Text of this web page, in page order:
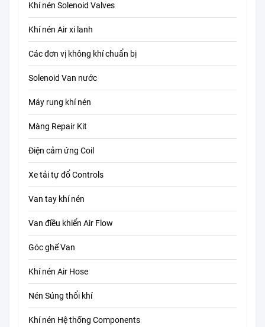
Khí nén Solenoid Valves
Khí nén Air xi lanh
Các đơn vị không khí chuẩn bị
Solenoid Van nước
Máy rung khí nén
Màng Repair Kit
Điện cảm ứng Coil
Xe tải tự đổ Controls
Van tay khí nén
Van điều khiển Air Flow
Góc ghế Van
Khí nén Air Hose
Nén Súng thổi khí
Khí nén Hệ thống Components